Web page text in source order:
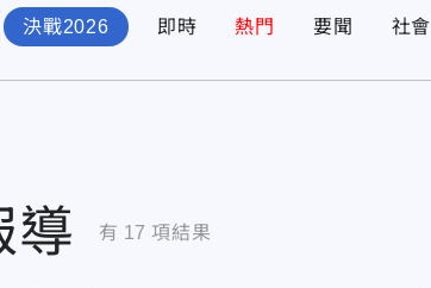
決戰2026 即時 熱門 要聞 社會
導 有 17 項結果